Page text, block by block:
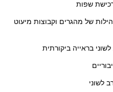
שפות
של מהגרים וקבוצות מיעוט
בראייה ביקורתית
לשוני